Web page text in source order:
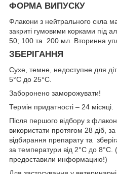
ФОРМА ВИПУСКУ
Флакони з нейтрального скла
закриті гумовими корками під
50; 100 та 200 мл. Вторинна
ЗБЕРІГАННЯ
Сухе, темне, недоступне для
5°С до 25°С.
Заборонено заморожувати!
Термін придатності – 24 місяці.
Після першого відбору з
використати протягом 28 діб,
відбирання препарату та
за температури від 2°С до 8°С.
предоставили информацию!)